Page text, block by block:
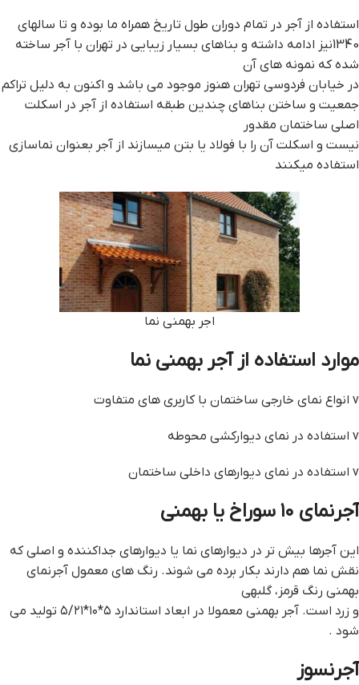
استفاده از آجر در تمام دوران طول تاریخ همراه ما بوده و تا سال­های
1340نیز ادامه داشته و بناهای بسیار زیبایی در تهران با آجر ساخته
شده که نمونه های آن
در خیابان فردوسی تهران هنوز موجود می باشد و اکنون به دلیل تراکم
جمعیت و ساختن بناهای چندین طبقه استفاده از آجر در اسکلت
اصلی ساختمان مقدور
نیست و اسکلت آن را با فولاد یا بتن می­سازند از آجر بعنوان نماسازی
استفاده می­کنند
اجر بهمني نما
موارد استفاده از آجر بهمنی نما
v انواع نمای خارجی ساختمان با کاربری‌ های متفاوت
v استفاده در نمای دیوارکشی محوطه
v استفاده در نمای دیوارهای داخلی ساختمان
آجرنمای ۱۰ سوراخ یا بهمنی
این آجرها بیش تر در دیوارهای نما یا دیوارهای جداکننده و اصلی که
نقش نما هم دارند بکار برده می‌ شوند. رنگ‌ های معمول آجرنمای
بهمنی رنگ قرمز، گلبهی
و زرد است. آجر بهمنی معمولا در ابعاد استاندارد ۵*۱۰*۵/۲۱ تولید می‌
شود .
آجرنسوز